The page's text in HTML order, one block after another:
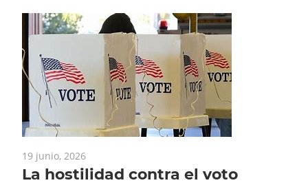
19 junio, 2026
La hostilidad contra el voto